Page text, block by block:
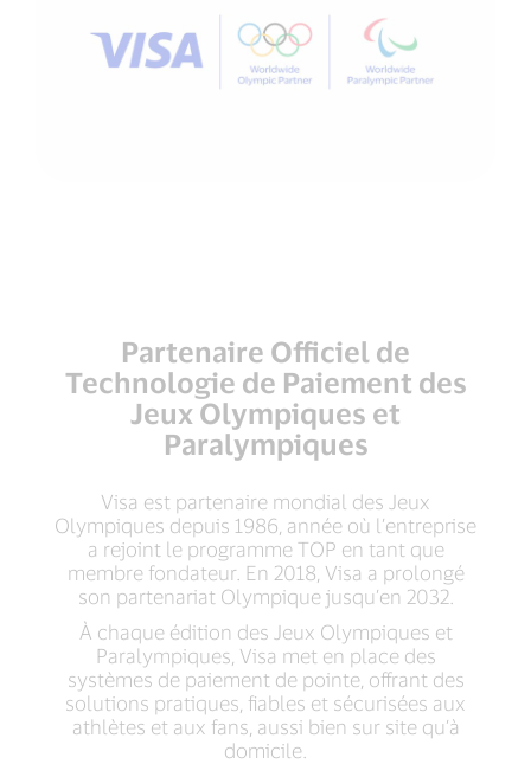
Partenaire Officiel de
Technologie de Paiement des
Jeux Olympiques et
Paralympiques
Visa est partenaire mondial des Jeux
Olympiques depuis 1986, année où l’entreprise
a rejoint le programme TOP en tant que
membre fondateur. En 2018, Visa a prolongé
son partenariat Olympique jusqu’en 2032.
À chaque édition des Jeux Olympiques et
Paralympiques, Visa met en place des
systèmes de paiement de pointe, offrant des
solutions pratiques, fiables et sécurisées aux
athlètes et aux fans, aussi bien sur site qu’à
domicile.